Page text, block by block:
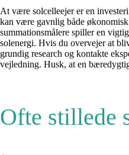
At være solcelleejer er en
kan være gavnlig både
summationsmålere spiller en
solenergi. Hvis du overvejer at
grundig research og kontakte
vejledning. Husk, at en
Ofte stillede